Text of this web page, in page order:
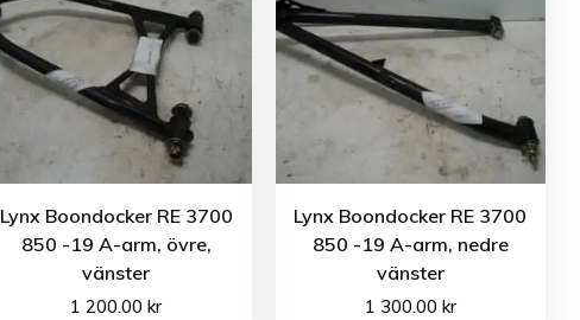
Lynx Boondocker RE 3700
850 -19 A-arm, övre,
vänster
1 200.00kr
Lynx Boondocker RE 3700
850 -19 A-arm, nedre
vänster
1 300.00 kr